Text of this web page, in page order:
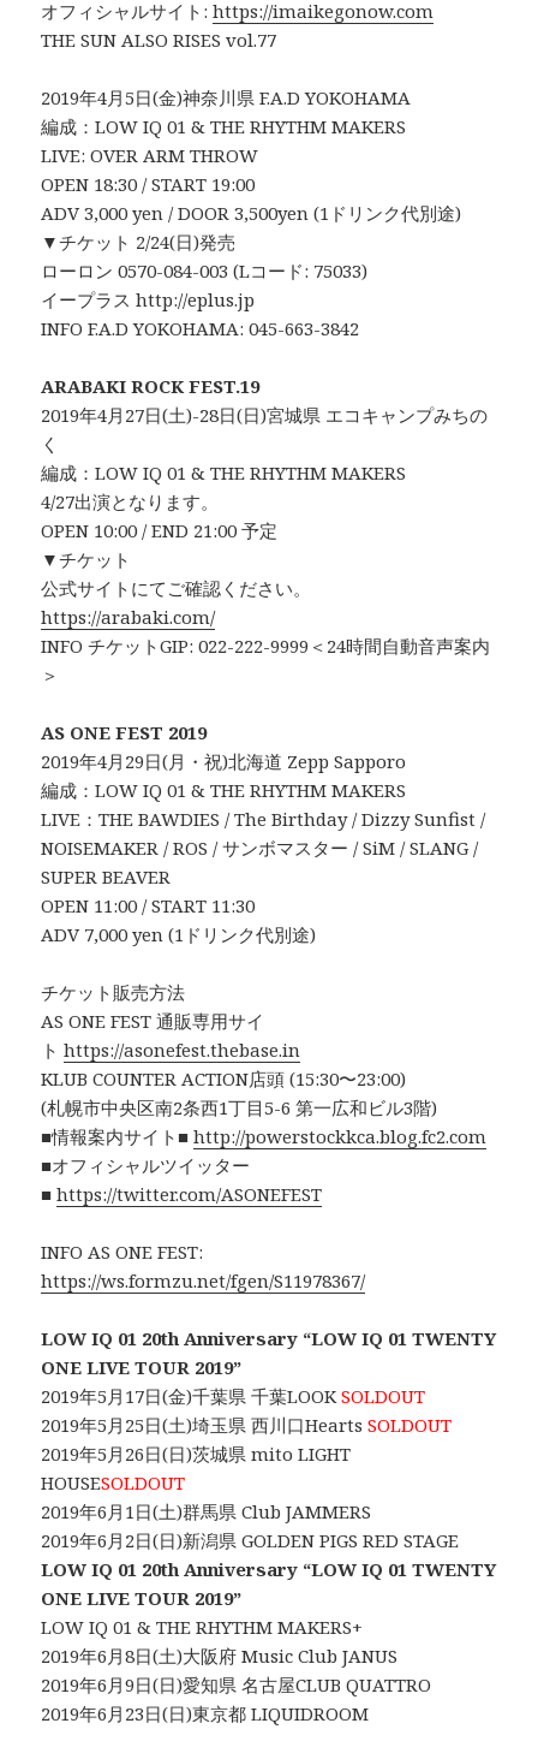
オフィシャルサイト:https://imaikegonow.com
THE SUN ALSO RISES vol.77
2019年4月5日(金)神奈川県 F.A.D YOKOHAMA
編成：LOW IQ 01 & THE RHYTHM MAKERS
LIVE: OVER ARM THROW
OPEN 18:30 / START 19:00
ADV 3,000 yen / DOOR 3,500yen (1ドリンク代別途)
▼チケット 2/24(日)発売
ローロン 0570-084-003 (Lコード: 75033)
イープラス http://eplus.jp
INFO F.A.D YOKOHAMA: 045-663-3842
ARABAKI ROCK FEST.19
2019年4月27日(土)-28日(日)宮城県 エコキャンプみちの
く
編成：LOW IQ 01 & THE RHYTHM MAKERS
4/27出演となります。
OPEN 10:00 / END 21:00 予定
▼チケット
公式サイトにてご確認ください。
https://arabaki.com/
INFO チケットGIP: 022-222-9999＜24時間自動音声案内
＞
AS ONE FEST 2019
2019年4月29日(月・祝)北海道 Zepp Sapporo
編成：LOW IQ 01 & THE RHYTHM MAKERS
LIVE：THE BAWDIES / The Birthday / Dizzy Sunfist /
NOISEMAKER / ROS / サンボマスター / SiM / SLANG /
SUPER BEAVER
OPEN 11:00 / START 11:30
ADV 7,000 yen (1ドリンク代別途)
チケット販売方法
AS ONE FEST 通販専用サイ
トhttps://asonefest.thebase.in
KLUB COUNTER ACTION店頭 (15:30〜23:00)
(札幌市中央区南2条西1丁目5-6 第一広和ビル3階)
■情報案内サイト■http://powerstockkca.blog.fc2.com
■オフィシャルツイッター
■https://twitter.com/ASONEFEST
INFO AS ONE FEST:
https://ws.formzu.net/fgen/S11978367/
LOW IQ 01 20th Anniversary “LOW IQ 01 TWENTY
ONE LIVE TOUR 2019”
2019年5月17日(金)千葉県 千葉LOOKSOLDOUT
2019年5月25日(土)埼玉県 西川口HeartsSOLDOUT
2019年5月26日(日)茨城県 mito LIGHT
HOUSESOLDOUT
2019年6月1日(土)群馬県 Club JAMMERS
2019年6月2日(日)新潟県 GOLDEN PIGS RED STAGE
LOW IQ 01 20th Anniversary “LOW IQ 01 TWENTY
ONE LIVE TOUR 2019”
LOW IQ 01 & THE RHYTHM MAKERS+
2019年6月8日(土)大阪府 Music Club JANUS
2019年6月9日(日)愛知県 名古屋CLUB QUATTRO
2019年6月23日(日)東京都 LIQUIDROOM